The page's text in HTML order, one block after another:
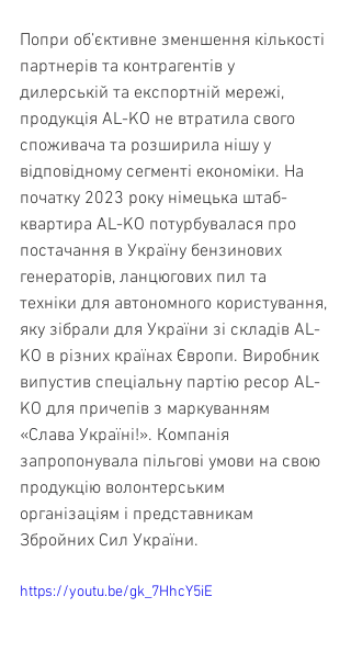
Попри об’єктивне зменшення кількості
партнерів та контрагентів у
дилерській та експортній мережі,
продукція AL-KO не втратила свого
споживача та розширила нішу у
відповідному сегменті економіки. На
початку 2023 року німецька штаб-
квартира AL-KO потурбувалася про
постачання в Україну бензинових
генераторів, ланцюгових пил та
техніки для автономного користування,
яку зібрали для України зі складів AL-
KO в різних країнах Європи. Виробник
випустив спеціальну партію ресор AL-
KO для причепів з маркуванням
«Слава Україні!». Компанія
запропонувала пільгові умови на свою
продукцію волонтерським
організаціям і представникам
Збройних Сил України.
https://youtu.be/gk_7HhcY5iE